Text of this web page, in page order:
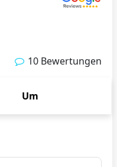
10 Bewertungen
Um